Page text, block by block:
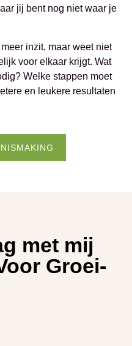
jij bent nog niet waar je
inzit, maar weet niet
voor elkaar krijgt. Wat
Welke stappen moet
en leukere resultaten
met mij
Groei-